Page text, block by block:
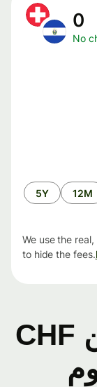
5Y
We use the
to hide the
أسعار الصرف من CHF